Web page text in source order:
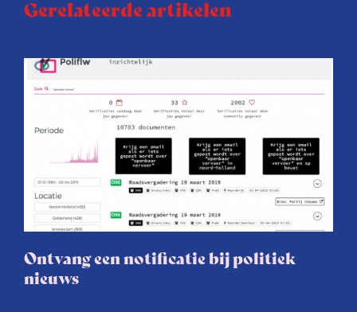
Gerelateerde artikelen
Ontvang een notificatie bij politiek
nieuws